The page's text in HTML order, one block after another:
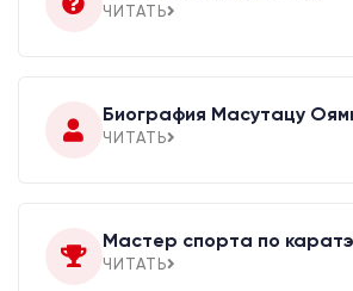
ЧИТАТЬ
Биография Масутацу
ЧИТАТЬ
Мастер спорта по каратэ
ЧИТАТЬ